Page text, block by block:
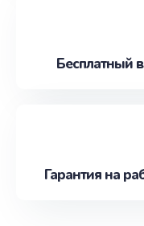
Бесплатный
Гарантия на